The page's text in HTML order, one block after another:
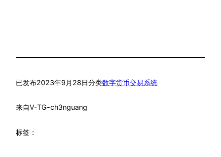
已发布2023年9月28日分类数字货币交易系统
来自V-TG-ch3nguang
标签：